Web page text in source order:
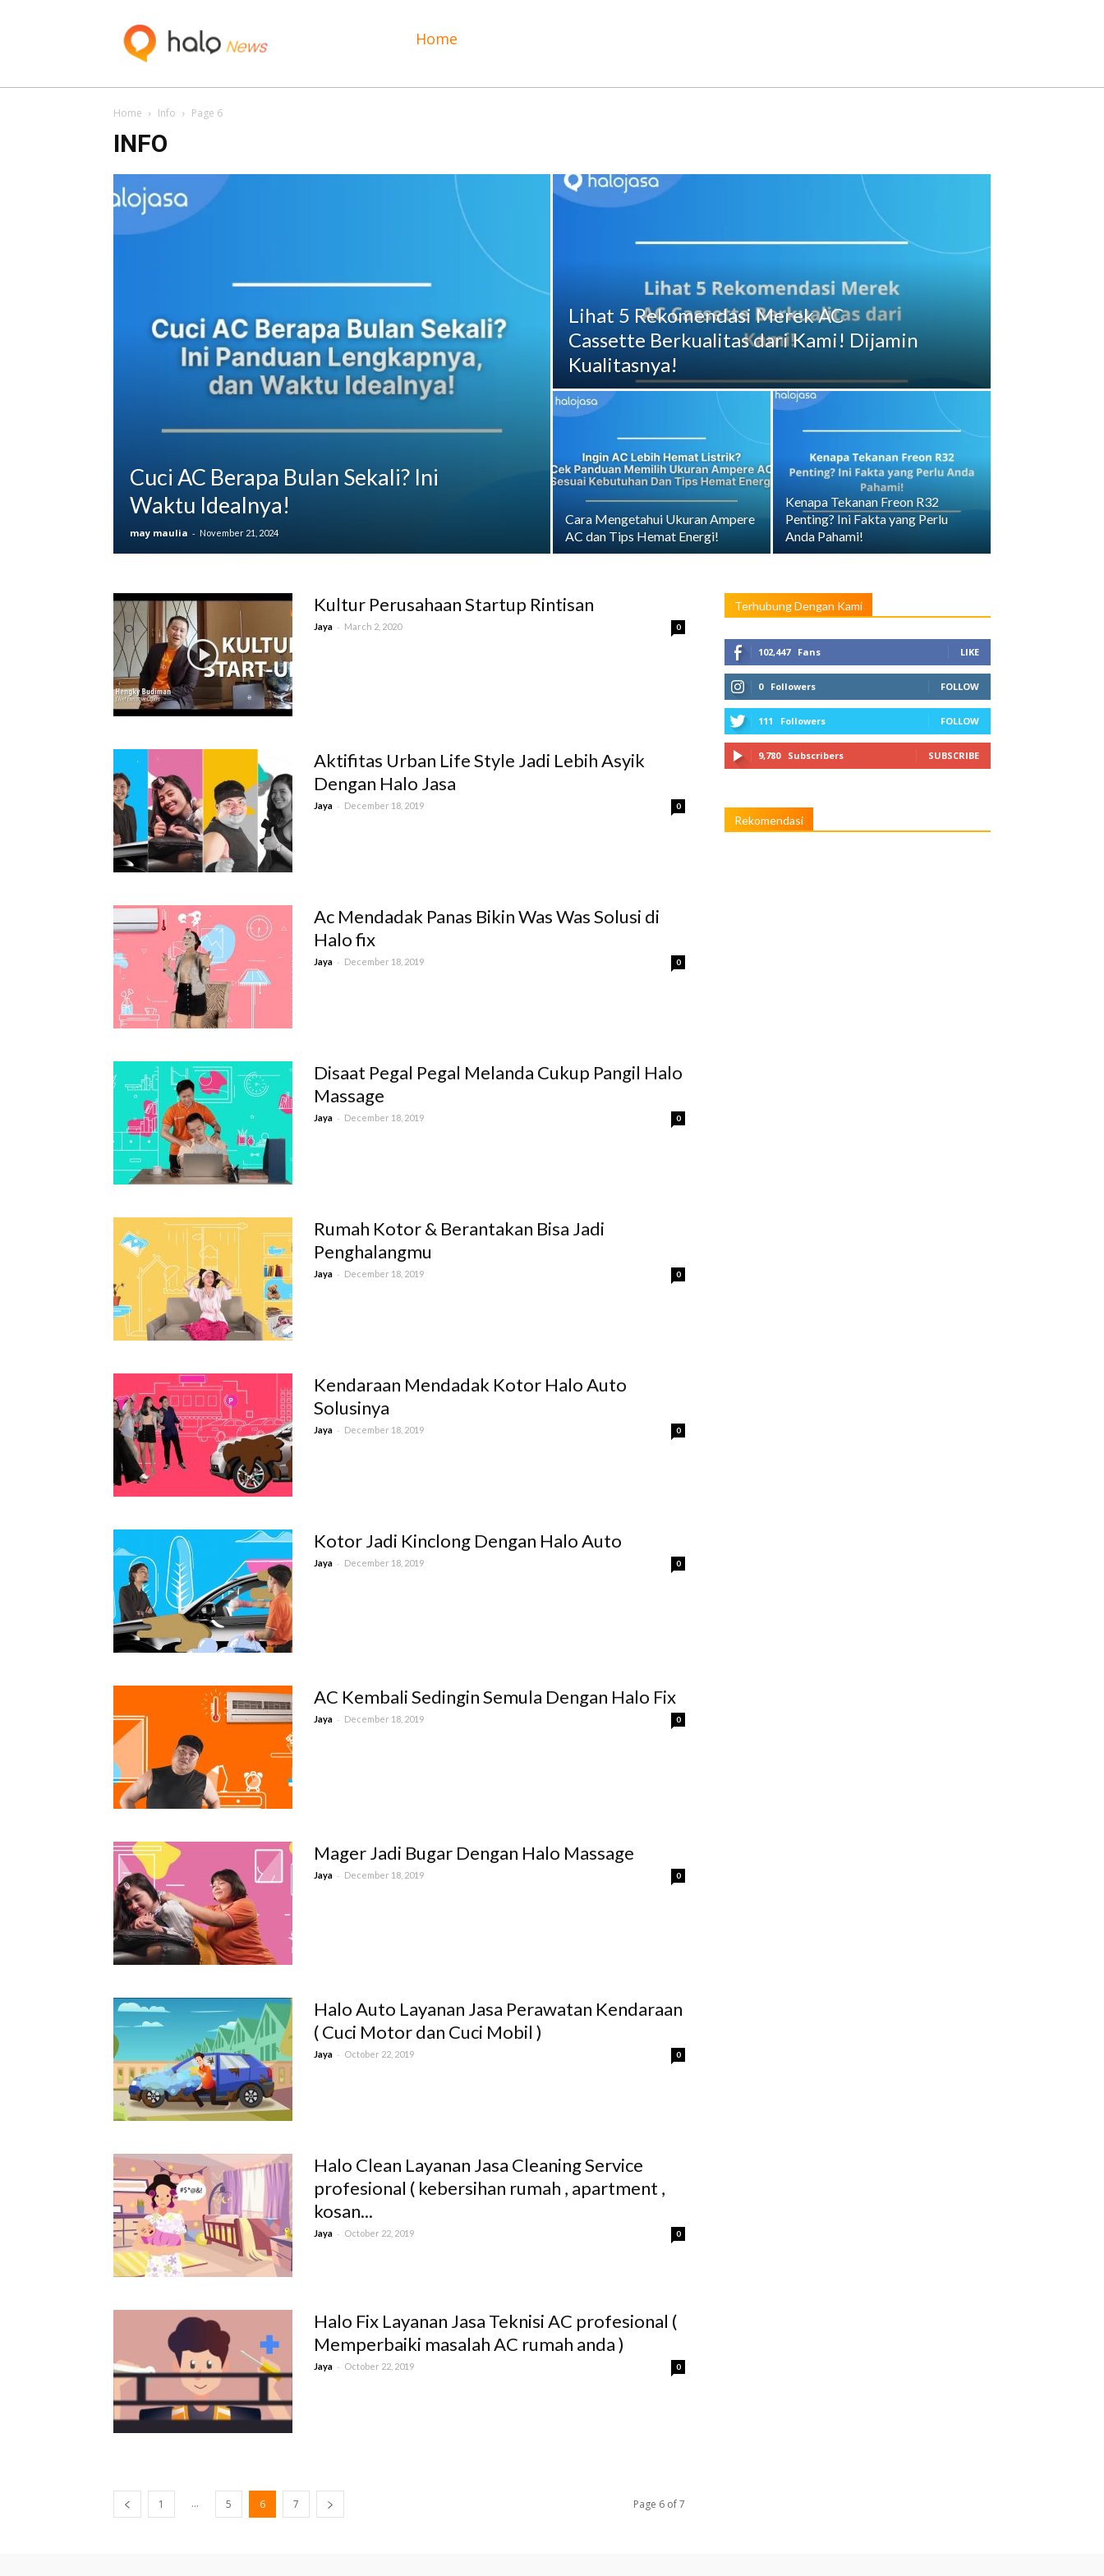
Home
Home Info Page 6
INFO
Cuci AC Berapa Bulan Sekali? Ini
Waktu Idealnya!
may maulia - November 21, 2024
Lihat 5 Rekomendasi Merek AC
Cassette Berkualitas dari Kami! Dijamin
Kualitasnya!
Cara Mengetahui Ukuran Ampere
AC dan Tips Hemat Energi!
Kenapa Tekanan Freon R32
Penting? Ini Fakta yang Perlu
Anda Pahami!
Kultur Perusahaan Startup Rintisan
Jaya - March 2, 2020 0
Aktifitas Urban Life Style Jadi Lebih Asyik
Dengan Halo Jasa
Jaya - December 18, 2019 0
Ac Mendadak Panas Bikin Was Was Solusi di
Halo fix
Jaya - December 18, 2019 0
Disaat Pegal Pegal Melanda Cukup Pangil Halo
Massage
Jaya - December 18, 2019 0
Rumah Kotor & Berantakan Bisa Jadi
Penghalangmu
Jaya - December 18, 2019 0
Kendaraan Mendadak Kotor Halo Auto
Solusinya
Jaya - December 18, 2019 0
Kotor Jadi Kinclong Dengan Halo Auto
Jaya - December 18, 2019 0
AC Kembali Sedingin Semula Dengan Halo Fix
Jaya - December 18, 2019 0
Mager Jadi Bugar Dengan Halo Massage
Jaya - December 18, 2019 0
Halo Auto Layanan Jasa Perawatan Kendaraan
( Cuci Motor dan Cuci Mobil )
Jaya - October 22, 2019 0
Halo Clean Layanan Jasa Cleaning Service
profesional ( kebersihan rumah , apartment ,
kosan...
Jaya - October 22, 2019 0
Halo Fix Layanan Jasa Teknisi AC profesional (
Memperbaiki masalah AC rumah anda )
Jaya - October 22, 2019 0
1 ... 5 6 7 Page 6 of 7
Terhubung Dengan Kami
102,447 Fans LIKE
0 Followers FOLLOW
111 Followers FOLLOW
9,780 Subscribers SUBSCRIBE
Rekomendasi